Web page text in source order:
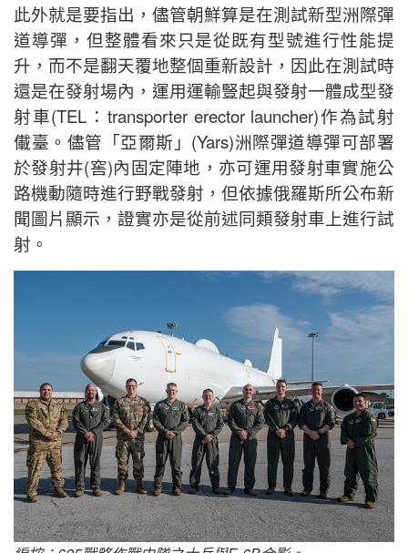
此外就是要指出，儘管朝鮮算是在測試新型洲際彈
道導彈，但整體看來只是從既有型號進行性能提
升，而不是翻天覆地整個重新設計，因此在測試時
還是在發射場內，運用運輸豎起與發射一體成型發
射車(TEL：transporter erector launcher)作為試射
儎臺。儘管「亞爾斯」(Yars)洲際彈道導彈可部署
於發射井(窖)內固定陣地，亦可運用發射車實施公
路機動隨時進行野戰發射，但依據俄羅斯所公布新
聞圖片顯示，證實亦是從前述同類發射車上進行試
射。